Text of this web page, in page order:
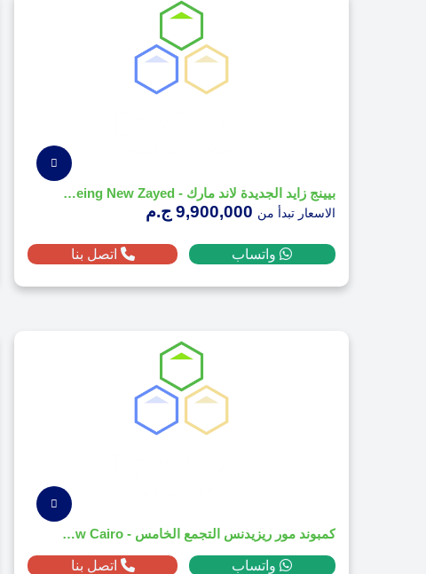
بيينج زايد الجديدة لاند مارك - Being New Zayed | وحدات فاخرة وخدمات متكاملة
الاسعار تبدأ من
واتساب اتصل بنا
كمبوند مور ريزيدنس التجمع الخامس - More Residence New Cairo
واتساب اتصل بنا